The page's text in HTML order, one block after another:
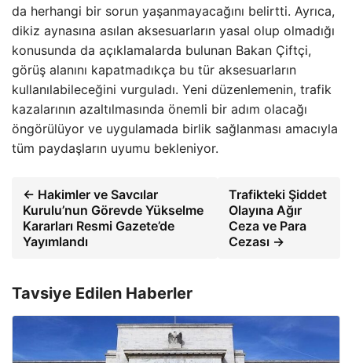
da herhangi bir sorun yaşanmayacağını belirtti. Ayrıca,
dikiz aynasına asılan aksesuarların yasal olup olmadığı
konusunda da açıklamalarda bulunan Bakan Çiftçi,
görüş alanını kapatmadıkça bu tür aksesuarların
kullanılabileceğini vurguladı. Yeni düzenlemenin, trafik
kazalarının azaltılmasında önemli bir adım olacağı
öngörülüyor ve uygulamada birlik sağlanması amacıyla
tüm paydaşların uyumu bekleniyor.
← Hakimler ve Savcılar
Kurulu’nun Görevde Yükselme
Kararları Resmi Gazete’de
Yayımlandı
Trafikteki Şiddet
Olayına Ağır
Ceza ve Para
Cezası →
Tavsiye Edilen Haberler